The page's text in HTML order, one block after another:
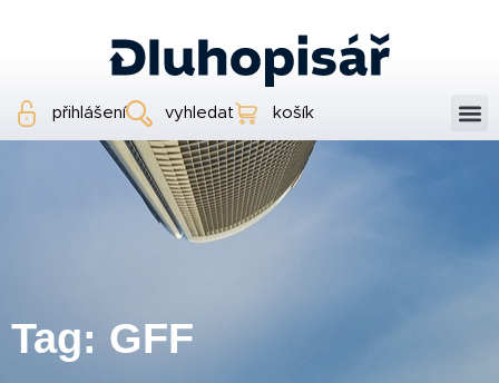
přihlášení vyhledat košík
Tag: GFF